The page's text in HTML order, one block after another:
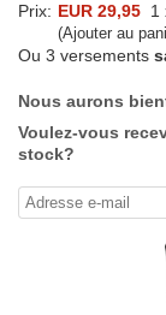
Prix: EUR 29,95 1
(Ajouter au
Ou 3 versements
Nous aurons
Voulez-vous
stock?